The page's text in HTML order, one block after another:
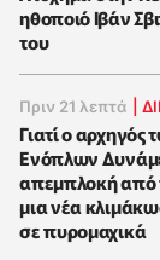
ηθοποιό Ιβάν
του
Πριν 21 λεπτά |
Γιατί ο
Ενόπλων
απεμπλοκή από
μια νέα
σε πυρομαχικά